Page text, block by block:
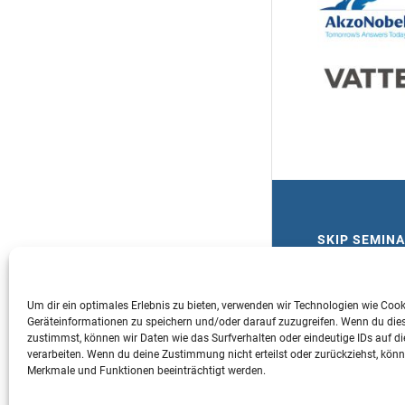
Um dir ein optimales Erlebnis zu bieten, verwenden wir Technologien wie
Geräteinformationen zu speichern und/oder darauf zuzugreifen. Wenn du
zustimmst, können wir Daten wie das Surfverhalten oder eindeutige IDs auf
verarbeiten. Wenn du deine Zustimmung nicht erteilst oder zurückziehst,
Merkmale und Funktionen beeinträchtigt werden.
SKIP
50937 Köln